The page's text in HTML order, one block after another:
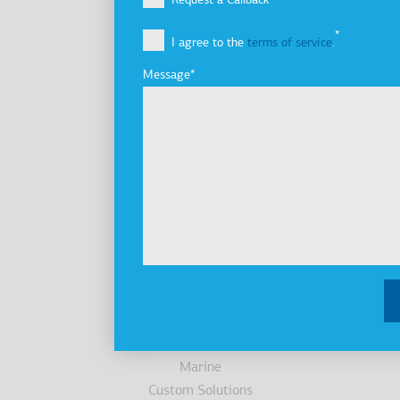
I agree to the terms of service.
Message
Group of Companies
Innovation
Sustainability
Marine
Custom Solutions